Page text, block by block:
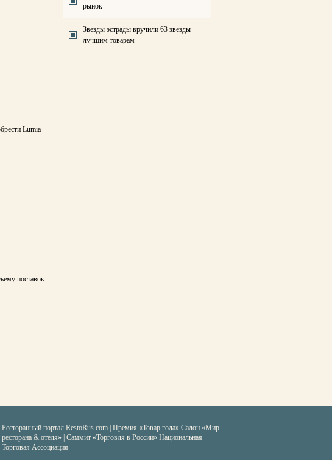
Lumia
поставок
рынок
Звезды эстрады вручили 63 звезды
лучшим товарам
Ресторанный портал RestoRus.com Премия «Товар года» Салон «Мир
ресторана & отеля» | Саммит «Торговля в России» Национальная
Торговая Ассоциация